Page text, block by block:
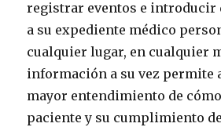
registrar eventos e introducir
a su expediente médico
cualquier lugar, en cualquier
información a su vez permite
mayor entendimiento de
paciente y su cumplimiento